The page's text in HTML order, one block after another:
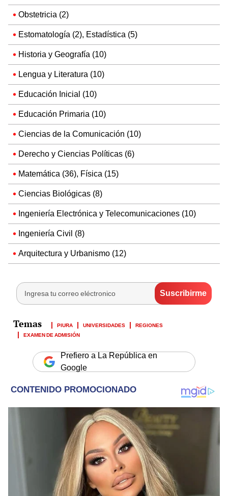
Obstetricia (2)
Estomatología (2), Estadística (5)
Historia y Geografía (10)
Lengua y Literatura (10)
Educación Inicial (10)
Educación Primaria (10)
Ciencias de la Comunicación (10)
Derecho y Ciencias Políticas (6)
Matemática (36), Física (15)
Ciencias Biológicas (8)
Ingeniería Electrónica y Telecomunicaciones (10)
Ingeniería Civil (8)
Arquitectura y Urbanismo (12)
PIURA UNIVERSIDADES
REGIONES
EXAMEN DE ADMISIÓN
Prefiero a La República en
Google